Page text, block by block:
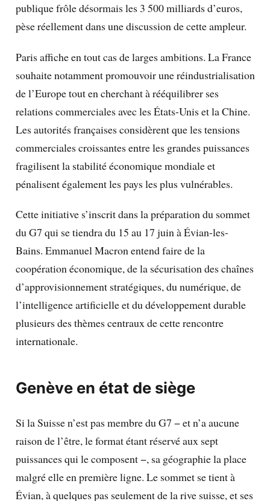
publique frôle désormais les 3 500 milliards d’euros,
pèse réellement dans une discussion de cette ampleur.
Paris affiche en tout cas de larges ambitions. La France
souhaite notamment promouvoir une réindustrialisation
de l’Europe tout en cherchant à rééquilibrer ses
relations commerciales avec les États-Unis et la Chine.
Les autorités françaises considèrent que les tensions
commerciales croissantes entre les grandes puissances
fragilisent la stabilité économique mondiale et
pénalisent également les pays les plus vulnérables.
Cette initiative s’inscrit dans la préparation du sommet
du G7 qui se tiendra du 15 au 17 juin à Évian-les-
Bains. Emmanuel Macron entend faire de la
coopération économique, de la sécurisation des chaînes
d’approvisionnement stratégiques, du numérique, de
l’intelligence artificielle et du développement durable
plusieurs des thèmes centraux de cette rencontre
internationale.
Genève en état de siège
Si la Suisse n’est pas membre du G7 − et n’a aucune
raison de l’être, le format étant réservé aux sept
puissances qui le composent −, sa géographie la place
malgré elle en première ligne. Le sommet se tient à
Évian, à quelques pas seulement de la rive suisse, et ses